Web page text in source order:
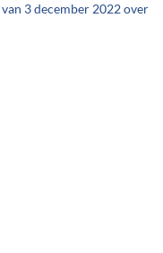
van 3 december 2022 over